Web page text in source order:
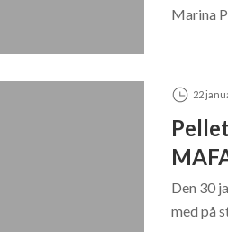
Marina
22
Den 30
med på